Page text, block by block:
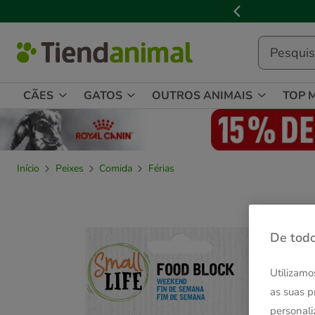
de
mensagem,
CÃES GATOS OUTROS ANIMAIS TOP
Início Peixes Comida Férias
De
as suas